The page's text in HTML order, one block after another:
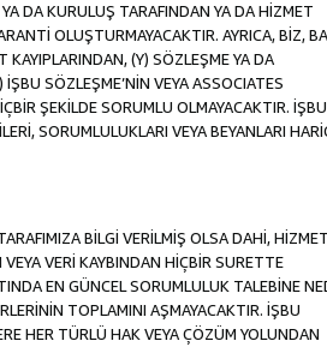
DA KURULUŞ TARAFINDAN YA DA HİZMET
OLUŞTURMAYACAKTIR. AYRICA, BİZ,
KAYIPLARINDAN, (Y) SÖZLEŞME YA DA
SÖZLEŞME’NİN VEYA ASSOCIATES
ŞEKİLDE SORUMLU OLMAYACAKTIR. İŞBU
SORUMLULUKLARI VEYA BEYANLARI
BİLGİ VERİLMİŞ OLSA DAHİ,
VERİ KAYBINDAN HİÇBİR SURETTE
EN GÜNCEL SORUMLULUK TALEBİNE
TOPLAMINI AŞMAYACAKTIR. İŞBU
HER TÜRLÜ HAK VEYA ÇÖZÜM YOLUNDAN